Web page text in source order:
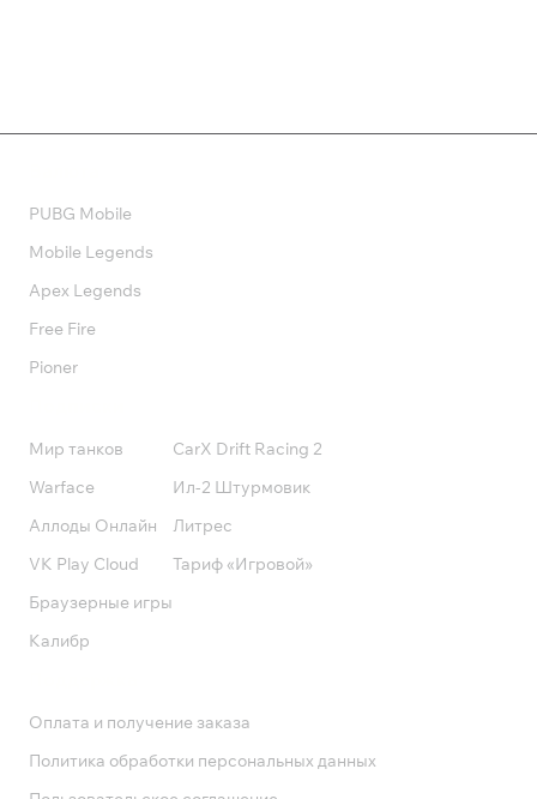
PUBG Mobile
Mobile Legends
Apex Legends
Free Fire
Pioner
Мир танков
Warface
Аллоды Онлайн
VK Play Cloud
Браузерные игры
Калибр
CarX Drift Racing 2
Ил-2 Штурмовик
Литрес
Тариф «Игровой»
Оплата и получение заказа
Политика обработки персональных данных